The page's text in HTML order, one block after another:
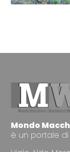
Mondo
è un portale